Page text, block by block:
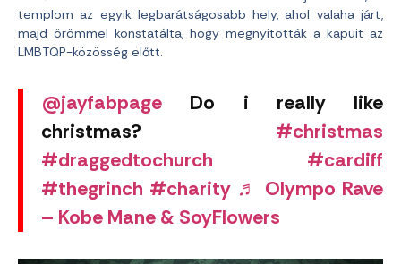
templom az egyik legbarátságosabb hely, ahol valaha járt,
majd örömmel konstatálta, hogy megnyitották a kapuit az
LMBTQP-közösség előtt.
@jayfabpage Do i really like
christmas? #christmas
#draggedtochurch
#cardiff
#thegrinch #charity ♬ Olympo Rave
– Kobe Mane & SoyFlowers